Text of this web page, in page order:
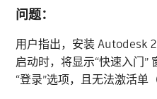
问题：
用户指出，安装 Autodesk
启动时，将显示“快速入门”
“登录”选项，且无法激活单